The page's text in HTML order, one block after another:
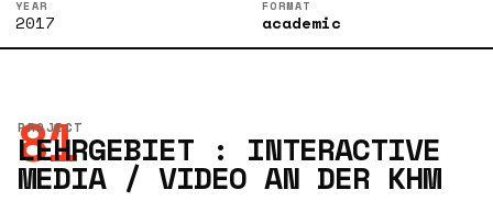
YEAR
2017
FORMAT
academic
81
PROJECT
LEHRGEBIET : INTERACTIVE
MEDIA / VIDEO AN DER KHM